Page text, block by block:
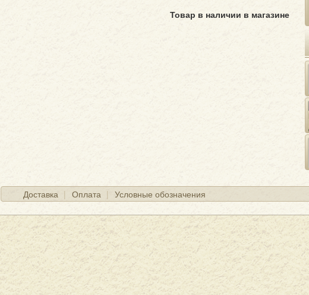
Товар в наличии в магазине
Доставка Оплата Условные обозначения